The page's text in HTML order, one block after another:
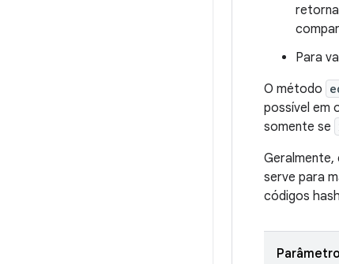
Para
O método
possível em
somente se
serve para
códigos